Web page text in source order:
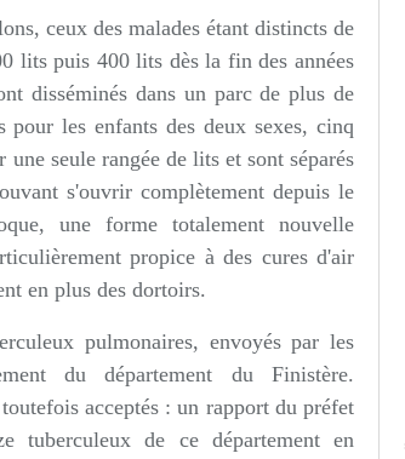
ceux des malades étant distincts de
lits puis 400 lits dès la fin des années
disséminés dans un parc de plus de
pour les enfants des deux sexes, cinq
seule rangée de lits et sont séparés
s'ouvrir complètement depuis le
une forme totalement nouvelle
propice à des cures d'air
en plus des dortoirs.
pulmonaires, envoyés par les
du département du Finistère.
acceptés : un rapport du préfet
tuberculeux de ce département en